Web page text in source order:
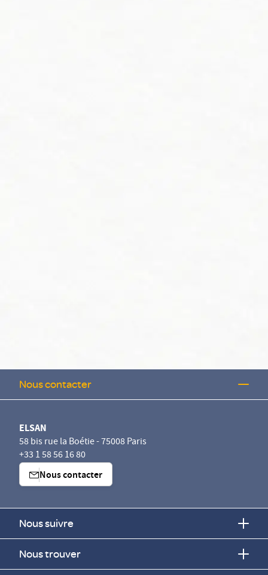
Nous contacter
ELSAN
58 bis rue la Boétie - 75008 Paris
+33 1 58 56 16 80
Nous contacter
Nous suivre
Nous trouver